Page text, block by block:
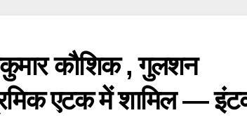
कौशिक , गुलशन
एटक में शामिल —